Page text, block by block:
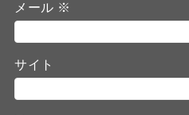
メール ※
サイト